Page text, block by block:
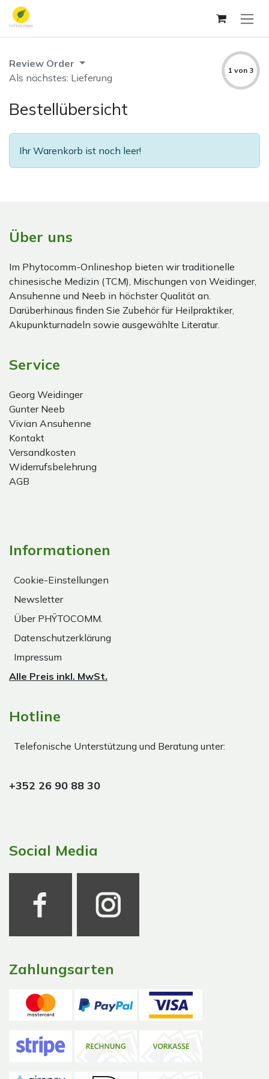
Zum Inhalt springen
Review Order
Als nächstes: Lieferung
1 von 3
Bestellübersicht
Ihr Warenkorb ist noch leer!
Über uns
Im Phytocomm-Onlineshop bieten wir traditionelle
chinesische Medizin (TCM), Mischungen von Weidinger,
Ansuhenne und Neeb in höchster Qualität an.
Darüberhinaus finden Sie Zubehör für Heilpraktiker,
Akupunkturnadeln sowie ausgewählte Literatur.
Service
Georg Weidinger
Gunter Neeb
Vivian Ansuhenne
Kontakt
Versandkosten
Widerrufsbelehrung
AGB
Informationen
Cookie-Einstellungen
Newsletter
Über PHŸTOCOMM.
Datenschutzerklärung
Impressum
Alle Preis inkl. MwSt.
Hotline
Telefonische Unterstützung und Beratung unter:
+352 26 90 88 30
Social Media
Zahlungsarten